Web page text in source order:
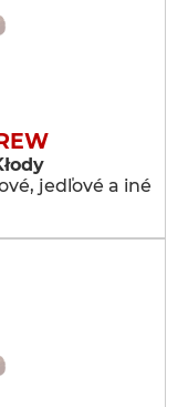
jedľové a iné